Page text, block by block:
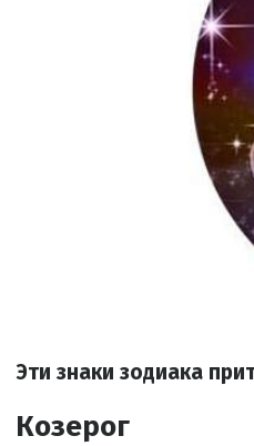
Эти знаки зодиака
Козерог